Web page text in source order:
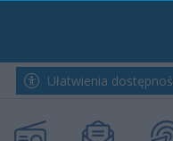
Ułatwienia